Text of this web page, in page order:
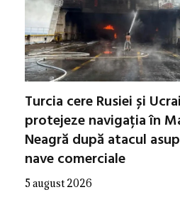
Turcia cere Rusiei și
protejeze navigația în
Neagră după atacul
nave comerciale
5 august 2026